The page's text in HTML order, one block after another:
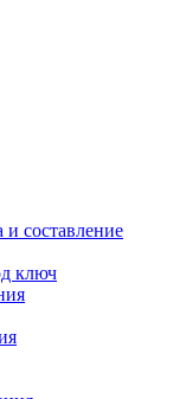
составление
ключ